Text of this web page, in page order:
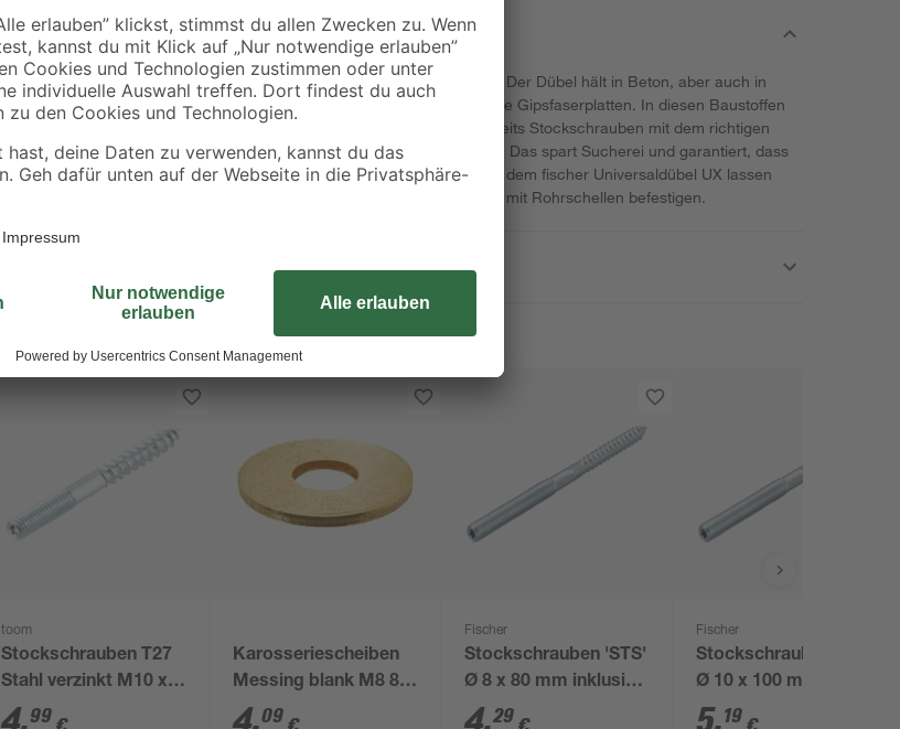
Der fischer Universaldübel UX ist der Allrounder. Der Dübel hält in Beton, aber auch in
Porenbeton, in Mauerwerk und Gipskarton- sowie Gipsfaserplatten. In diesen Baustoffen
verknotet der Dübel. In der Verpackung sind bereits Stockschrauben mit dem richtigen
Durchmesser und der richtigen Länge enthalten. Das spart Sucherei und garantiert, dass
die Stockschraube optimal zum Dübel passt. Mit dem fischer Universaldübel UX lassen
sich beispielsweise Rohrleitungen in Verbindung mit Rohrschellen befestigen.
toom
Stockschrauben T27
Stahl verzinkt M10 x
80 mm 4 Stück
99
Karosseriescheiben
Messing blank M8 8,4
mm 8 Stück
09
Fischer
Stockschrauben 'STS'
Ø 8 x 80 mm inklusive
UX-Dübel, 4 Stück
29
Fischer
Stockschrauben 'STS'
Ø 10 x 100 mm
inklusive UX-Dübel, 4
19